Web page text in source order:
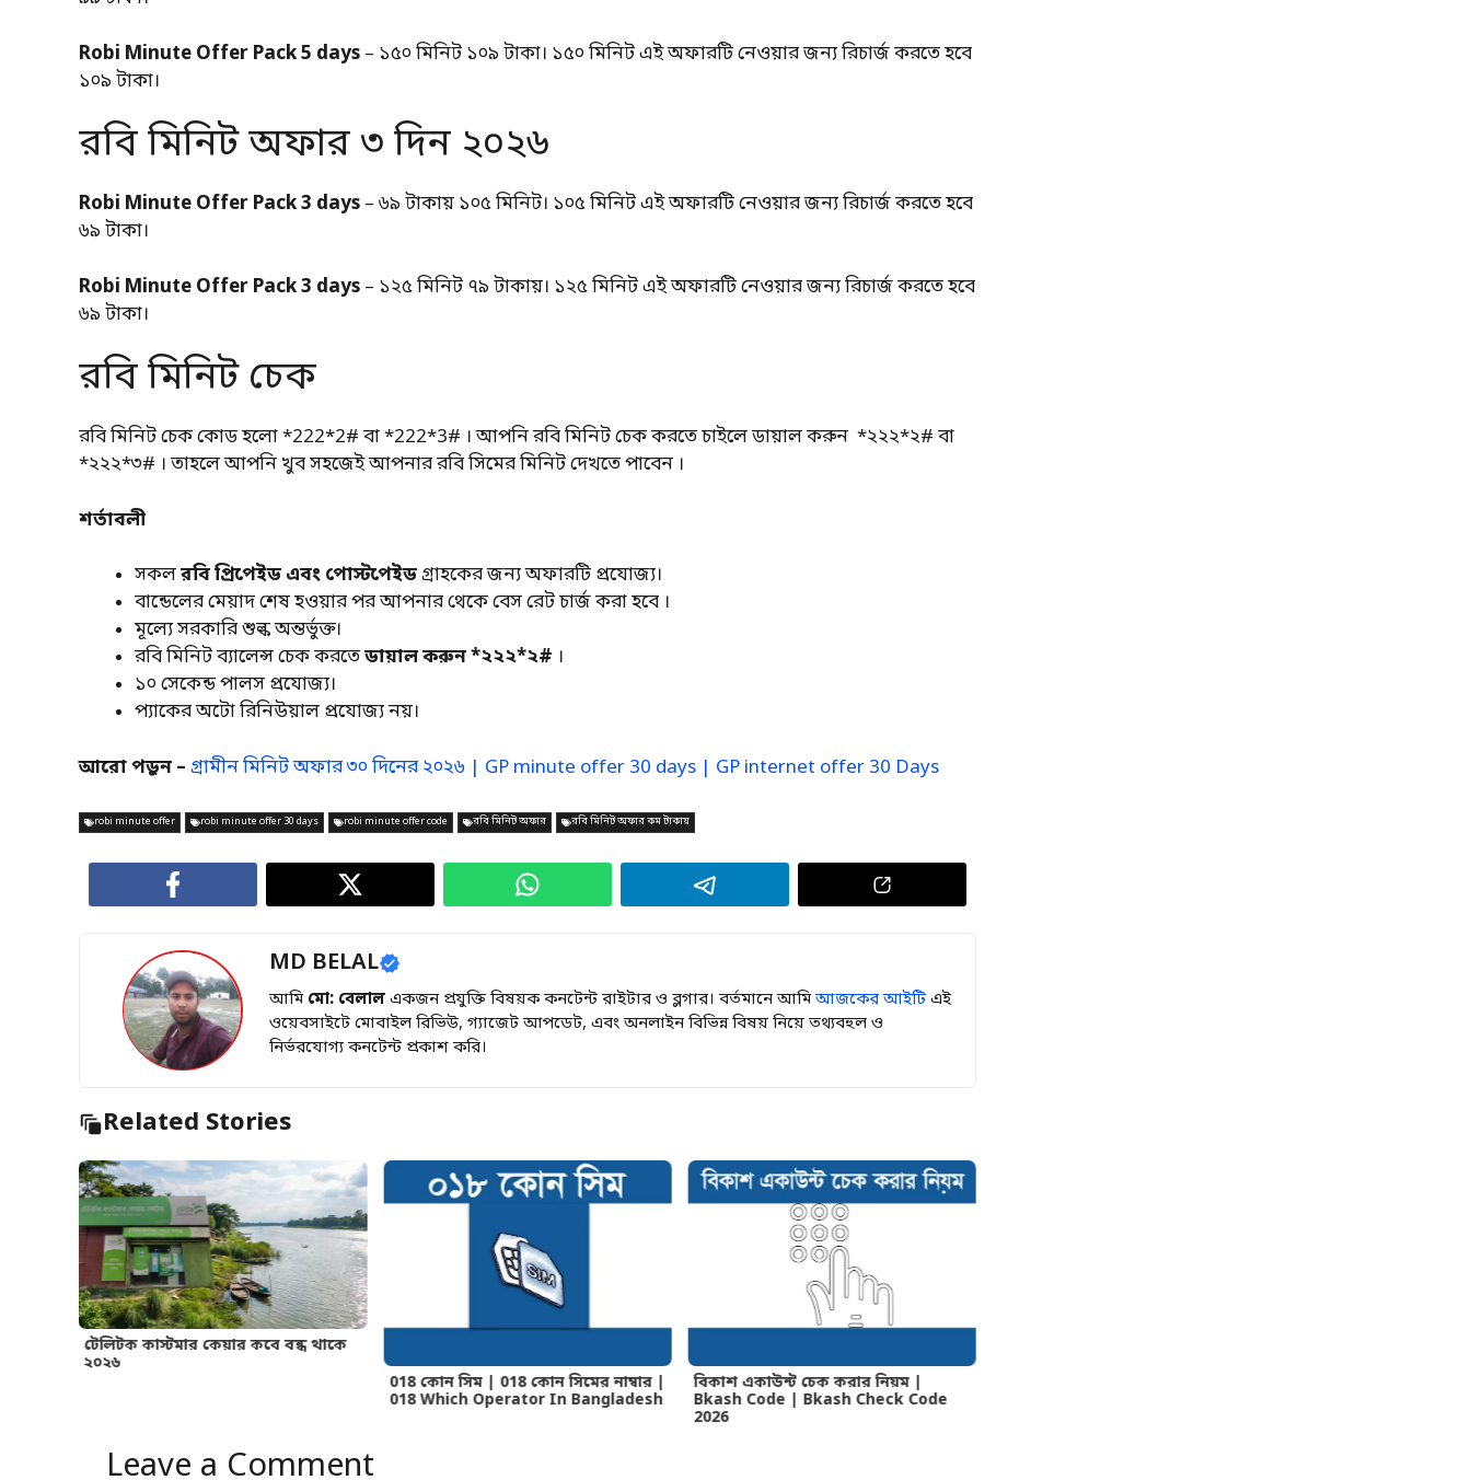
Robi Minute Offer Pack 5 days – ১৫০ মিনিট ১০৯ টাকা। ১৫০ মিনিট এই অফারটি নেওয়ার জন্য রিচার্জ করতে হবে
১০৯ টাকা।
রবি মিনিট অফার ৩ দিন ২০২৬
Robi Minute Offer Pack 3 days – ৬৯ টাকায় ১০৫ মিনিট। ১০৫ মিনিট এই অফারটি নেওয়ার জন্য রিচার্জ করতে হবে
৬৯ টাকা।
Robi Minute Offer Pack 3 days – ১২৫ মিনিট ৭৯ টাকায়। ১২৫ মিনিট এই অফারটি নেওয়ার জন্য রিচার্জ করতে হবে
৬৯ টাকা।
রবি মিনিট চেক
রবি মিনিট চেক কোড হলো *222*2# বা *222*3# । আপনি রবি মিনিট চেক করতে চাইলে ডায়াল করুন *২২২*২# বা
*২২২*৩# । তাহলে আপনি খুব সহজেই আপনার রবি সিমের মিনিট দেখতে পাবেন ।
শর্তাবলী
সকলরবি প্রিপেইড এবং পোস্টপেইডগ্রাহকের জন্য অফারটি প্রযোজ্য।
বান্ডেলের মেয়াদ শেষ হওয়ার পর আপনার থেকে বেস রেট চার্জ করা হবে ।
মূল্যে সরকারি শুল্ক অন্তর্ভুক্ত।
রবি মিনিট ব্যালেন্স চেক করতেডায়াল করুন *২২২*২# ।
১০ সেকেন্ড পালস প্রযোজ্য।
প্যাকের অটো রিনিউয়াল প্রযোজ্য নয়।
আরো পড়ুন – গ্রামীন মিনিট অফার ৩০ দিনের ২০২৬ | GP minute offer 30 days | GP internet offer 30 Days
robi minute offer robi minute offer 30 days robi minute offer code রবি মিনিট অফার রবি মিনিট অফার কম টাকায়
MD BELAL
আমিমো: বেলালএকজন প্রযুক্তি বিষয়ক কনটেন্ট রাইটার ও ব্লগার। বর্তমানে আমিআজকের আইটিএই
ওয়েবসাইটে মোবাইল রিভিউ, গ্যাজেট আপডেট, এবং অনলাইন বিভিন্ন বিষয় নিয়ে তথ্যবহুল ও
নির্ভরযোগ্য কনটেন্ট প্রকাশ করি।
Related Stories
টেলিটক কাস্টমার কেয়ার কবে বন্ধ থাকে
২০২৬
018 কোন সিম | 018 কোন সিমের নাম্বার |
018 Which Operator In Bangladesh
বিকাশ একাউন্ট চেক করার নিয়ম |
Bkash Code | Bkash Check Code
2026
Slide 2 of 6
Leave a Comment